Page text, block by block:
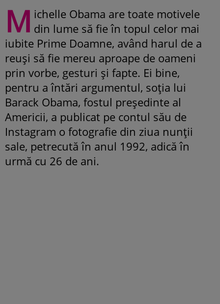
M ichelle Obama are toate motivele
din lume să fie în topul celor mai
iubite Prime Doamne, având harul de a
reuși să fie mereu aproape de oameni
prin vorbe, gesturi și fapte. Ei bine,
pentru a întări argumentul, soția lui
Barack Obama, fostul președinte al
Americii, a publicat pe contul său de
Instagram o fotografie din ziua nunții
sale, petrecută în anul 1992, adică în
urmă cu 26 de ani.